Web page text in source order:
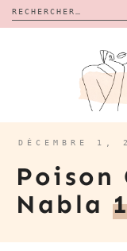
Rechercher :
CALENDRIERS
BON PLAN
À PROPOS
CONTACT
DÉCEMBRE 1,
Poison
Nabla